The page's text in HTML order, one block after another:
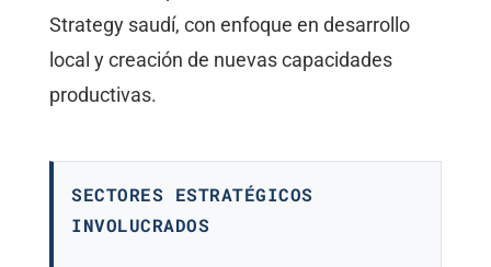
Strategy saudí, con enfoque en desarrollo
local y creación de nuevas capacidades
productivas.
SECTORES ESTRATÉGICOS
INVOLUCRADOS